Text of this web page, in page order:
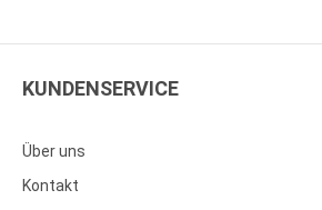
KUNDENSERVICE
Über uns
Kontakt